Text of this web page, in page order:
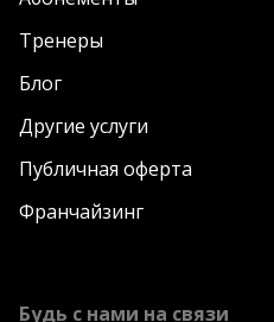
Тренеры
Блог
Другие услуги
Публичная оферта
Франчайзинг
Будь с нами на связи